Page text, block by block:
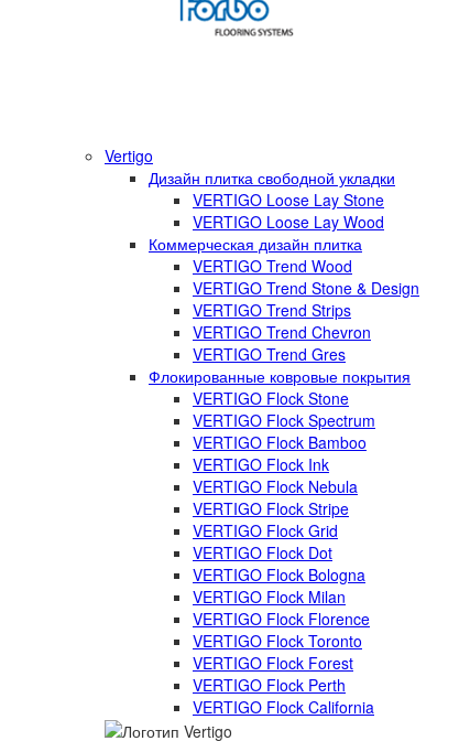
Vertigo
Дизайн плитка свободной укладки
VERTIGO Loose Lay Stone
VERTIGO Loose Lay Wood
Коммерческая дизайн плитка
VERTIGO Trend Wood
VERTIGO Trend Stone & Design
VERTIGO Trend Strips
VERTIGO Trend Chevron
VERTIGO Trend Gres
Флокированные ковровые покрытия
VERTIGO Flock Stone
VERTIGO Flock Spectrum
VERTIGO Flock Bamboo
VERTIGO Flock Ink
VERTIGO Flock Nebula
VERTIGO Flock Stripe
VERTIGO Flock Grid
VERTIGO Flock Dot
VERTIGO Flock Bologna
VERTIGO Flock Milan
VERTIGO Flock Florence
VERTIGO Flock Toronto
VERTIGO Flock Forest
VERTIGO Flock Perth
VERTIGO Flock California